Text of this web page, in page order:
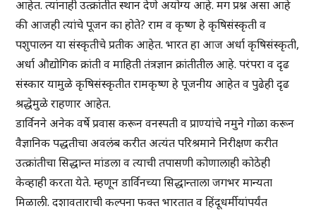
आहेत. त्यांनाही उत्क्रांतीत स्थान देणे अयोग्य आहे. मग प्रश्न असा आहे
की आजही त्यांचे पूजन का होते? राम व कृष्ण हे कृषिसंस्कृती व
पशुपालन या संस्कृतीचे प्रतीक आहेत. भारत हा आज अर्धा कृषिसंस्कृती,
अर्धा औद्योगिक क्रांती व माहिती तंत्रज्ञान क्रांतीतील आहे. परंपरा व दृढ
संस्कार यामुळे कृषिसंस्कृतीत रामकृष्ण हे पूजनीय आहेत व पुढेही दृढ
श्रद्धेमुळे राहणार आहेत.
डार्विनने अनेक वर्षे प्रवास करून वनस्पती व प्राण्यांचे नमुने गोळा करून
वैज्ञानिक पद्धतीचा अवलंब करीत अत्यंत परिश्रमाने निरीक्षण करीत
उत्क्रांतीचा सिद्धान्त मांडला व त्याची तपासणी कोणालाही कोठेही
केव्हाही करता येते. म्हणून डार्विनच्या सिद्धान्ताला जगभर मान्यता
मिळाली. दशावताराची कल्पना फक्त भारतात व हिंदूधर्मीयांपर्यंत